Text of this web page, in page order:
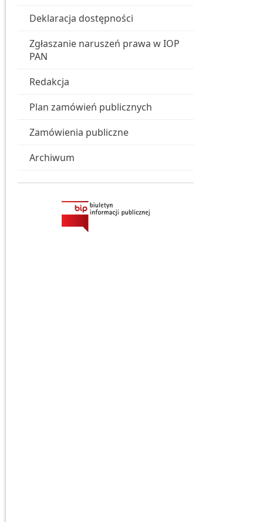
Deklaracja dostępności
Zgłaszanie naruszeń prawa w IOP
PAN
Redakcja
Plan zamówień publicznych
Zamówienia publiczne
Archiwum